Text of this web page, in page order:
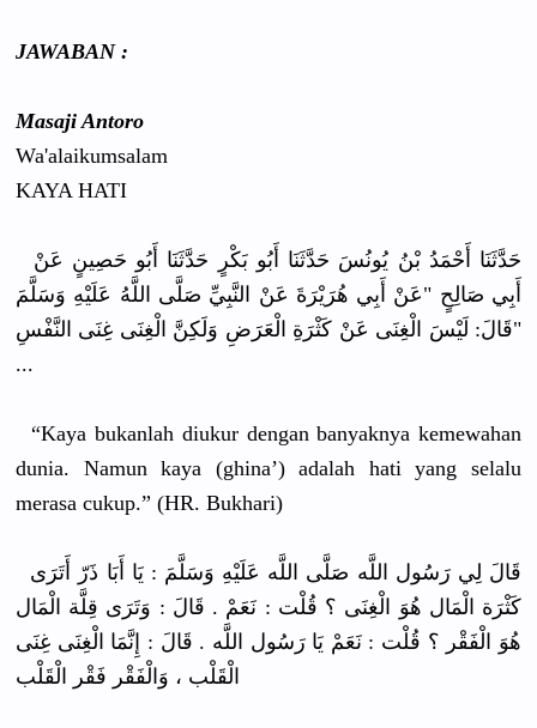
JAWABAN :
Masaji Antoro
Wa'alaikumsalam
KAYA HATI
حَدَّثَنَا أَحْمَدُ بْنُ يُونُسَ حَدَّثَنَا أَبُو بَكْرٍ حَدَّثَنَا أَبُو حَصِينٍ عَنْ
أَبِي صَالِحٍ "عَنْ أَبِي هُرَيْرَةَ عَنْ النَّبِيِّ صَلَّى اللَّهُ عَلَيْهِ وَسَلَّمَ
قَالَ: لَيْسَ الْغِنَى عَنْ كَثْرَةِ الْعَرَضِ وَلَكِنَّ الْغِنَى غِنَى النَّفْسِ"
...
“Kaya bukanlah diukur dengan banyaknya kemewahan
dunia. Namun kaya (ghina’) adalah hati yang selalu
merasa cukup.” (HR. Bukhari)
كَثْرَة الْمَال هُوَ الْغِنَى ؟ قُلْت : نَعَمْ . قَالَ : وَتَرَى قِلَّة الْمَال
هُوَ الْفَقْر ؟ قُلْت : نَعَمْ يَا رَسُول اللَّه . قَالَ : إِنَّمَا الْغِنَى غِنَى
الْقَلْب ، وَالْفَقْر فَقْر الْقَلْب